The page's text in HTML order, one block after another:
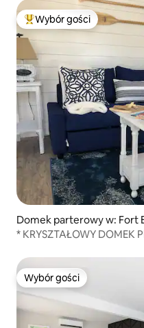
Najpopularniejsze z
Wybór gości
Domek parterowy w: Fort
* KRYSZTAŁOWY DOMEK
Wybór gości
Wybór gości